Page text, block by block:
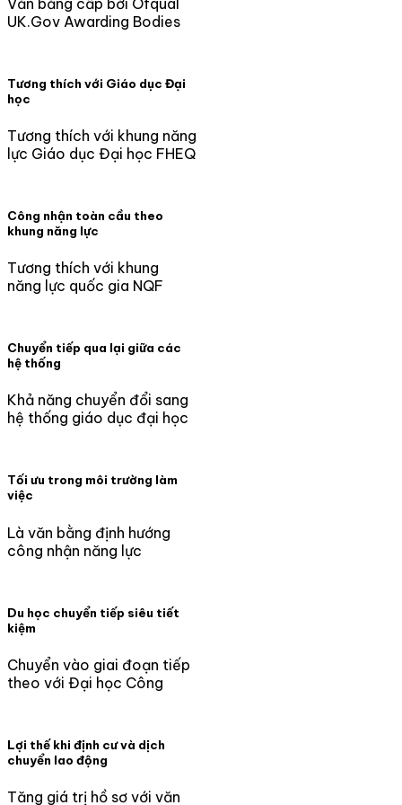
UK.Gov Awarding Bodies
Tương thích với Giáo dục Đại
học
Tương thích với khung năng
lực Giáo dục Đại học FHEQ
Công nhận toàn cầu theo
khung năng lực
Tương thích với khung
năng lực quốc gia NQF
Chuyển tiếp qua lại giữa các
hệ thống
Khả năng chuyển đổi sang
hệ thống giáo dục đại học
Tối ưu trong môi trường làm
việc
Là văn bằng định hướng
công nhận năng lực
Du học chuyển tiếp siêu tiết
kiệm
Chuyển vào giai đoạn tiếp
theo với Đại học Công
Lợi thế khi định cư và dịch
chuyển lao động
Tăng giá trị hồ sơ với văn